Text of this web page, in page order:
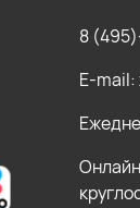
8
E-